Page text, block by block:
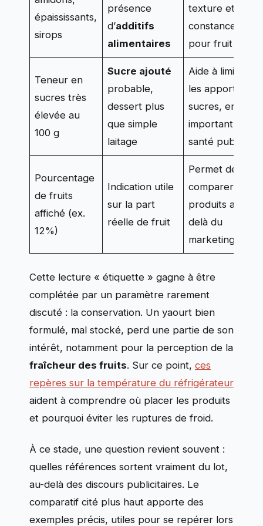
épaississants,
sirops
présence
d’additifs
alimentaires
texture et
constance que
pour fruit
Teneur en
sucres très
élevée au
100 g
Sucre ajouté
probable,
dessert plus
que simple
laitage
Aide à limiter
les apports de
sucres, enjeu
important en
santé publique
Pourcentage
de fruits
affiché (ex.
12%)
Indication utile
sur la part
réelle de fruit
Permet de
comparer deux
produits au-
delà du
marketing
Cette lecture « étiquette » gagne à être
complétée par un paramètre rarement
discuté : la conservation. Un yaourt bien
formulé, mal stocké, perd une partie de son
intérêt, notamment pour la perception de la
fraîcheur des fruits. Sur ce point, ces
repères sur la température du réfrigérateur
aident à comprendre où placer les produits
et pourquoi éviter les ruptures de froid.
À ce stade, une question revient souvent :
quelles références sortent vraiment du lot,
au-delà des discours publicitaires. Le
comparatif cité plus haut apporte des
exemples précis, utiles pour se repérer lors